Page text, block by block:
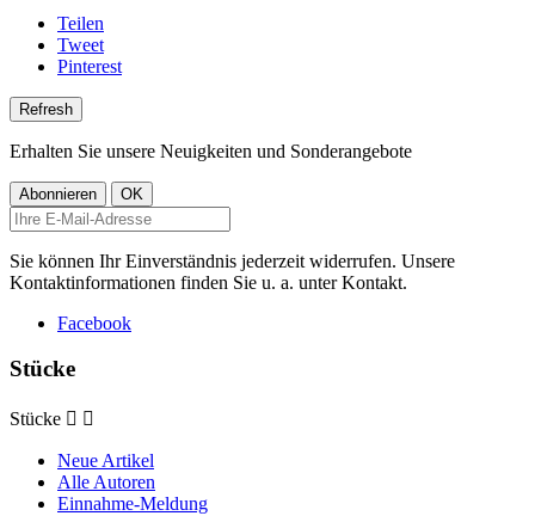
Teilen
Tweet
Pinterest
Erhalten Sie unsere Neuigkeiten und Sonderangebote
Sie können Ihr Einverständnis jederzeit widerrufen. Unsere
Kontaktinformationen finden Sie u. a. unter Kontakt.
Facebook
Stücke
Stücke  
Neue Artikel
Alle Autoren
Einnahme-Meldung